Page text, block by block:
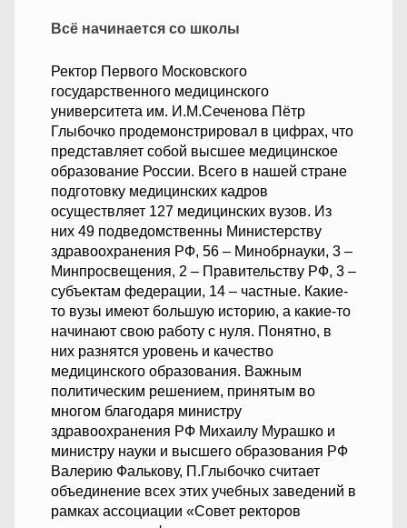
Всё начинается со школы
Ректор Первого Московского
государственного медицинского
университета им. И.М.Сеченова Пётр
Глыбочко продемонстрировал в цифрах, что
представляет собой высшее медицинское
образование России. Всего в нашей стране
подготовку медицинских кадров
осуществляет 127 медицинских вузов. Из
них 49 подведомственны Министерству
здравоохранения РФ, 56 – Минобрнауки, 3 –
Минпросвещения, 2 – Правительству РФ, 3 –
субъектам федерации, 14 – частные. Какие-
то вузы имеют большую историю, а какие-то
начинают свою работу с нуля. Понятно, в
них разнятся уровень и качество
медицинского образования. Важным
политическим решением, принятым во
многом благодаря министру
здравоохранения РФ Михаилу Мурашко и
министру науки и высшего образования РФ
Валерию Фалькову, П.Глыбочко считает
объединение всех этих учебных заведений в
рамках ассоциации «Совет ректоров